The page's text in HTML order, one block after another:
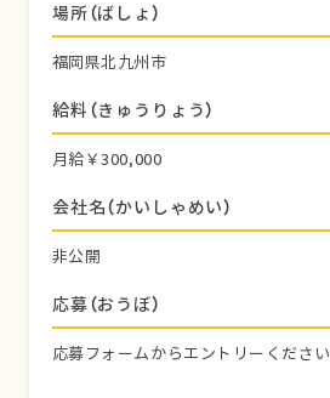
場所（ばしょ）
福岡県北九州市
給料（きゅうりょう）
月給￥300,000
会社名（かいしゃめい）
非公開
応募（おうぼ）
応募フォームからエントリーください